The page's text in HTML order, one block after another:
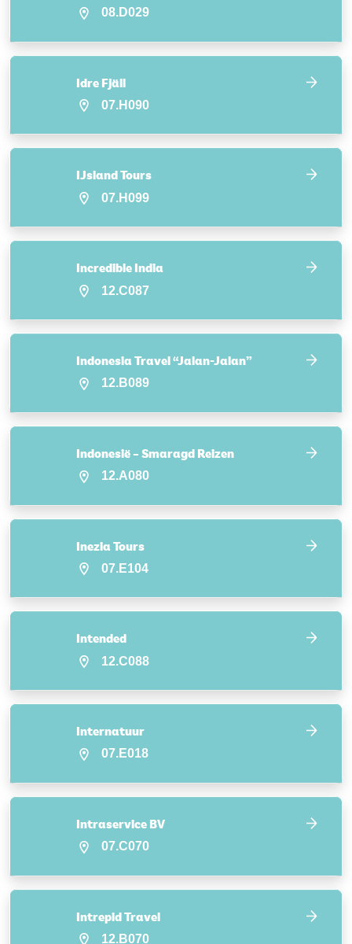
08.D029
Idre Fjäll
07.H090
IJsland Tours
07.H099
Incredible India
12.C087
Indonesia Travel “Jalan-Jalan”
12.B089
Indonesië – Smaragd Reizen
12.A080
Inezia Tours
07.E104
Intended
12.C088
Internatuur
07.E018
Intraservice BV
07.C070
Intrepid Travel
12.B070